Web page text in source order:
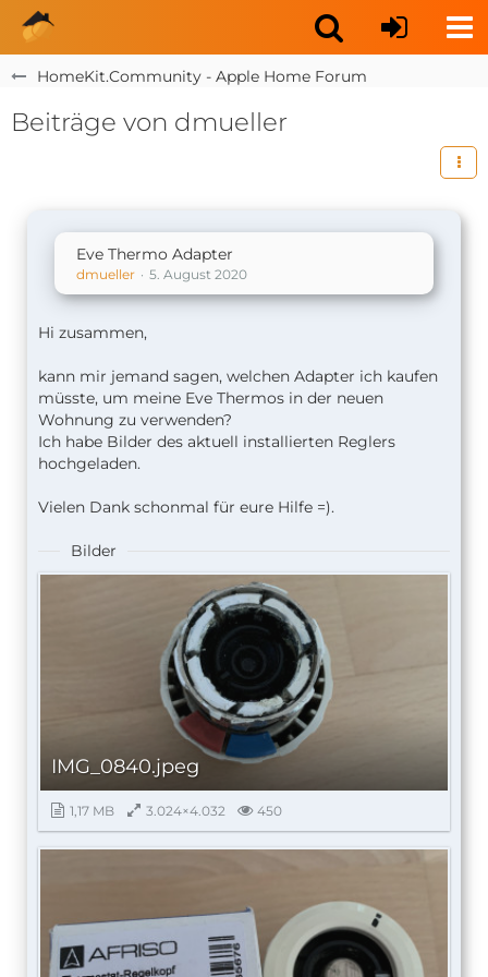
HomeKit.Community - Apple Home Forum
Beiträge von dmueller
Eve Thermo Adapter
dmueller 5. August 2020
Hi zusammen,
kann mir jemand sagen, welchen Adapter ich kaufen
müsste, um meine Eve Thermos in der neuen
Wohnung zu verwenden?
Ich habe Bilder des aktuell installierten Reglers
hochgeladen.
Vielen Dank schonmal für eure Hilfe =).
Bilder
IMG_0840.jpeg
1,17 MB 3.024×4.032 450